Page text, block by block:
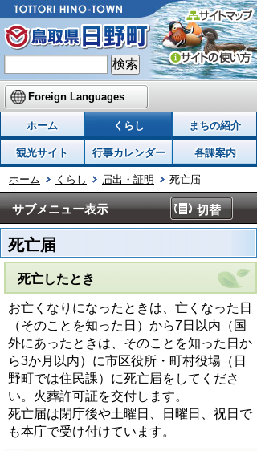
Foreign Languages
ホーム くらし まちの紹介
観光サイト 行事カレンダー 各課案内
ホーム くらし 届出・証明 死亡届
サブメニュー表示 切替
死亡届
死亡したとき
お亡くなりになったときは、亡くなった日
（そのことを知った日）から7日以内（国
外にあったときは、そのことを知った日か
ら3か月以内）に市区役所・町村役場（日
野町では住民課）に死亡届をしてくださ
い。火葬許可証を交付します。
死亡届は閉庁後や土曜日、日曜日、祝日で
も本庁で受け付けています。